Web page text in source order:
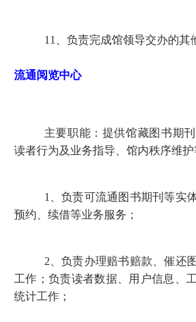
11 、负责完成馆领导交办的其
流通阅览中心
主要职能：提供馆藏图书期
读者行为及业务指导、馆内秩序维护
1
、负责可流通图书期刊等实
预约、续借等业务服务；
2 、负责办理赔书赔款、催还
工作；负责读者数据、用户信息、
统计工作；